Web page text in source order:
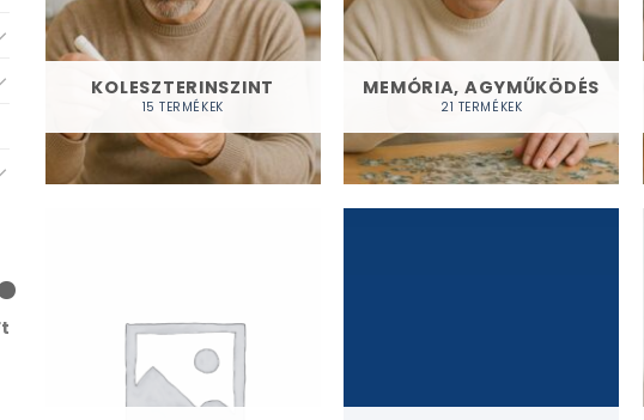
KOLESZTERINSZINT
15 TERMÉKEK
MEMÓRIA, AGYMŰKÖDÉS
21 TERMÉKEK